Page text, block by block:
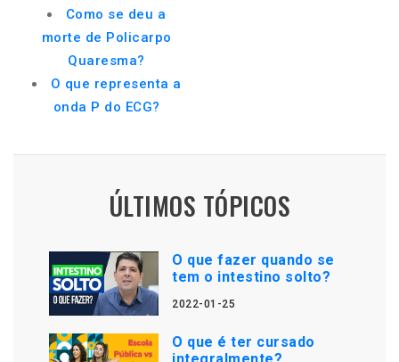
Como se deu a
morte de Policarpo
Quaresma?
O que representa a
onda P do ECG?
ÚLTIMOS TÓPICOS
O que fazer quando se
tem o intestino solto?
2022-01-25
O que é ter cursado